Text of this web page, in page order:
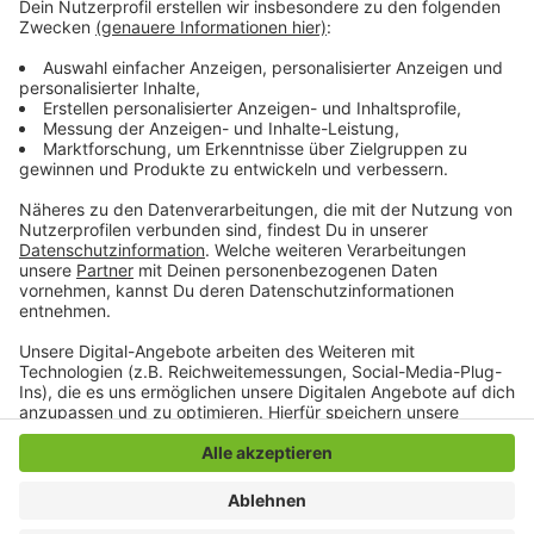
Tore erzielten allerdings die Berliner, die mit einer 2: 0-
Führung in die Pause gingen. Nach dem Wechsel
verteidigte Union konsequent, Borussia fehlte die
Gefährlichkeit. Nach drei Spieltagen finden sich die
Fohlen damit ganz hinten in der Tabelle wieder.
Anzeige